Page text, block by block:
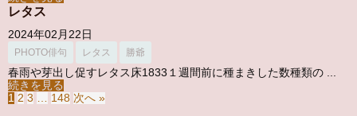
レタス
2024年02月22日
PHOTO俳句 レタス 勝爺
春雨や芽出し促すレタス床1833１週間前に種まきした数種類の ...
続きを見る
1 2 3 148 次へ »